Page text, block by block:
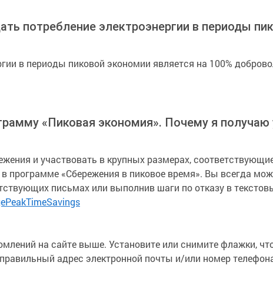
потребление электроэнергии в периоды
в периоды пиковой экономии является на 100%
«Пиковая экономия». Почему я
и участвовать в крупных размерах,
программе «Сбережения в пиковое время». Вы всегда
письмах или выполнив шаги по отказу в
на сайте выше. Установите или снимите флажки,
адрес электронной почты и/или номер